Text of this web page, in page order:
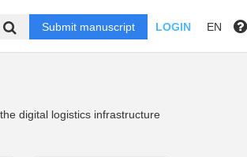
Submit manuscript LOGIN EN
digital logistics infrastructure